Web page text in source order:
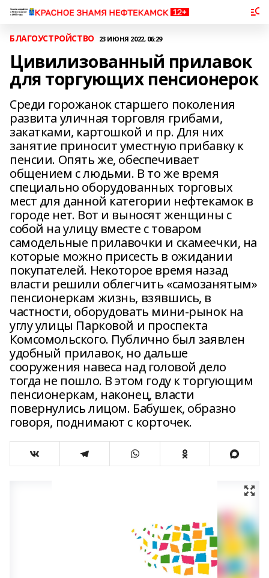
БЛАГОУСТРОЙСТВО 23 ИЮНЯ 2022, 06:29
Цивилизованный прилавок
для торгующих пенсионерок
Среди горожанок старшего поколения
развита уличная торговля грибами,
закатками, картошкой и пр. Для них
занятие приносит уместную прибавку к
пенсии. Опять же, обеспечивает
общением с людьми. В то же время
специально оборудованных торговых
мест для данной категории нефтекамок в
городе нет. Вот и выносят женщины с
собой на улицу вместе с товаром
самодельные прилавочки и скамеечки, на
которые можно присесть в ожидании
покупателей. Некоторое время назад
власти решили облегчить «самозанятым»
пенсионеркам жизнь, взявшись, в
частности, оборудовать мини-рынок на
углу улицы Парковой и проспекта
Комсомольского. Публично был заявлен
удобный прилавок, но дальше
сооружения навеса над головой дело
тогда не пошло. В этом году к торгующим
пенсионеркам, наконец, власти
повернулись лицом. Бабушек, образно
говоря, поднимают с корточек.